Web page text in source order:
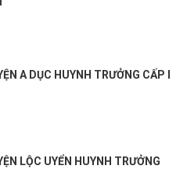
A DỤC HUYNH TRƯỞNG CẤP I
LỘC UYỂN HUYNH TRƯỞNG